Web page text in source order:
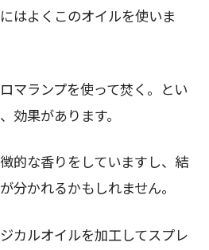
はよくこのオイルを使いま
マランプを使って焚く。とい
効果があります。
的な香りをしていますし、結
分かれるかもしれません。
カルオイルを加工してスプレ